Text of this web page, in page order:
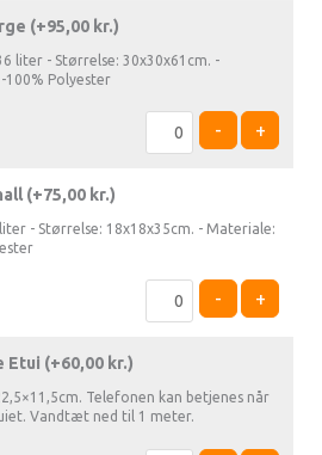
(+95,00 kr.)
liter - Størrelse: 30x30x61cm. -
100% Polyester
- +
(+75,00 kr.)
- Størrelse: 18x18x35cm. - Materiale:
- +
Etui (+60,00 kr.)
Telefonen kan betjenes når
Vandtæt ned til 1 meter.